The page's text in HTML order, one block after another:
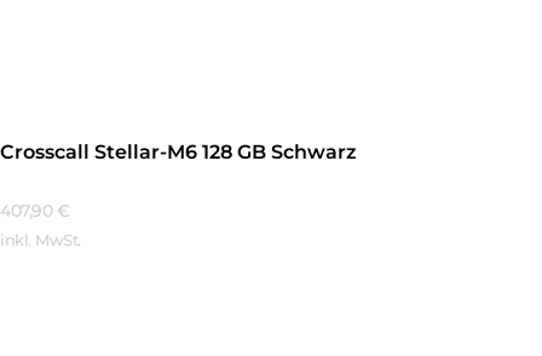
Crosscall Stellar-M6 128 GB Schwarz
407,90 €
inkl. MwSt.